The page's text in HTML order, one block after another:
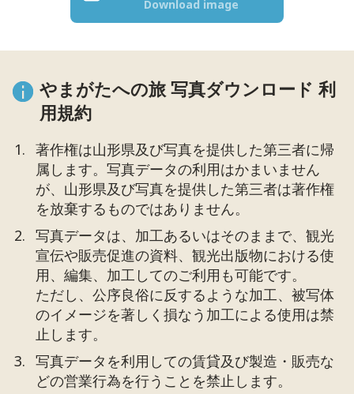
Download image
やまがたへの旅 写真ダウンロード 利
用規約
著作権は山形県及び写真を提供した第三者に帰
属します。写真データの利用はかまいません
が、山形県及び写真を提供した第三者は著作権
を放棄するものではありません。
写真データは、加工あるいはそのままで、観光
宣伝や販売促進の資料、観光出版物における使
用、編集、加工してのご利用も可能です。
ただし、公序良俗に反するような加工、被写体
のイメージを著しく損なう加工による使用は禁
止します。
写真データを利用しての賃貸及び製造・販売な
どの営業行為を行うことを禁止します。